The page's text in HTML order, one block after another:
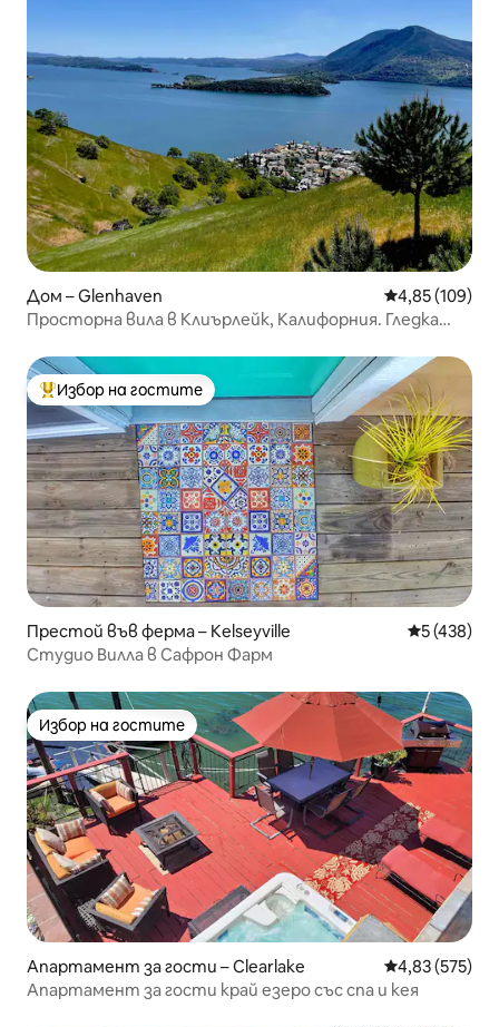
Дом – Glenhaven Средна
4,85 (109)
Просторна вила в Клиърлейк, Калифорния. Гледка
Най-популярен избор на гостите
Избор на гостите
Престой във ферма – Kelseyville Средна
5 (438)
Студио Вилла в Сафрон Фарм
Избор на гостите
Избор на гостите
Апартамент за гости – Clearlake Средна
4,83 (575)
Апартамент за гости край езеро със спа и кея